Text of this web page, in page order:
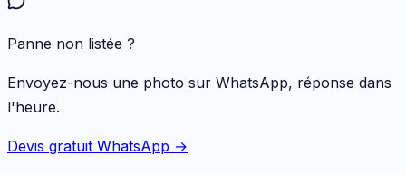
Panne non listée ?
Envoyez-nous une photo sur WhatsApp, réponse dans
l'heure.
Devis gratuit WhatsApp →